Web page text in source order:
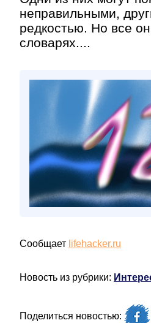
неправильными,
редкостью. Но все
словарях....
Сообщает lifehacker.ru
Новость из рубрики:
Поделиться новостью: